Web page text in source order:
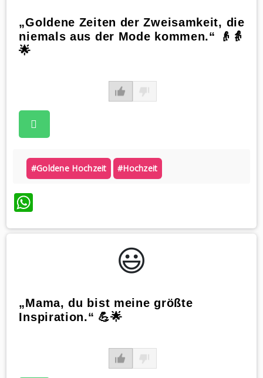
„Goldene Zeiten der Zweisamkeit, die
niemals aus der Mode kommen.“ 👴👵
🌟
#goldene Hochzeit #hochzeit
WhatsApp
😃️
„Mama, du bist meine größte
Inspiration.“ 💪🌟